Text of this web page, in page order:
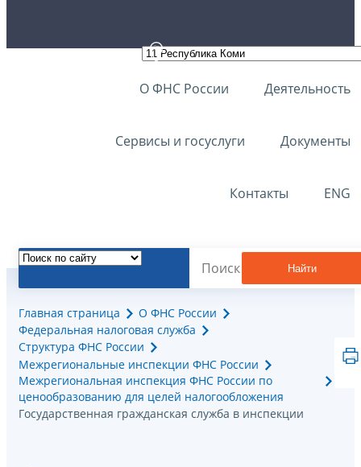
О ФНС России Деятельность
Сервисы и госуслуги Документы
Контакты ENG
Найти
Главная страница
О ФНС России
Федеральная налоговая служба
Структура ФНС России
Межрегиональные инспекции ФНС России
Межрегиональная инспекция ФНС России по
ценообразованию для целей налогообложения
Государственная гражданская служба в инспекции